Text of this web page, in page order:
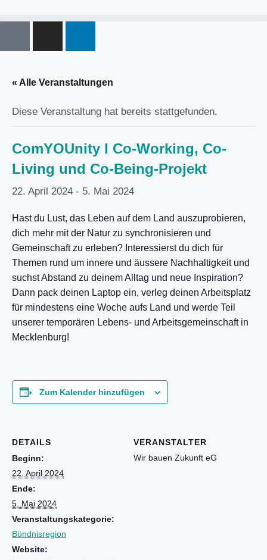
« Alle Veranstaltungen
Diese Veranstaltung hat bereits stattgefunden.
ComYOUnity I Co-Working, Co-
Living und Co-Being-Projekt
22. April 2024 - 5. Mai 2024
Hast du Lust, das Leben auf dem Land auszuprobieren,
dich mehr mit der Natur zu synchronisieren und
Gemeinschaft zu erleben? Interessierst du dich für
Themen rund um innere und äussere Nachhaltigkeit und
suchst Abstand zu deinem Alltag und neue Inspiration?
Dann pack deinen Laptop ein, verleg deinen Arbeitsplatz
für mindestens eine Woche aufs Land und werde Teil
unserer temporären Lebens- und Arbeitsgemeinschaft in
Mecklenburg!
Zum Kalender hinzufügen
DETAILS
Beginn:
22. April 2024
Ende:
5. Mai 2024
Veranstaltungskategorie:
Bündnisregion
Website:
VERANSTALTER
Wir bauen Zukunft eG